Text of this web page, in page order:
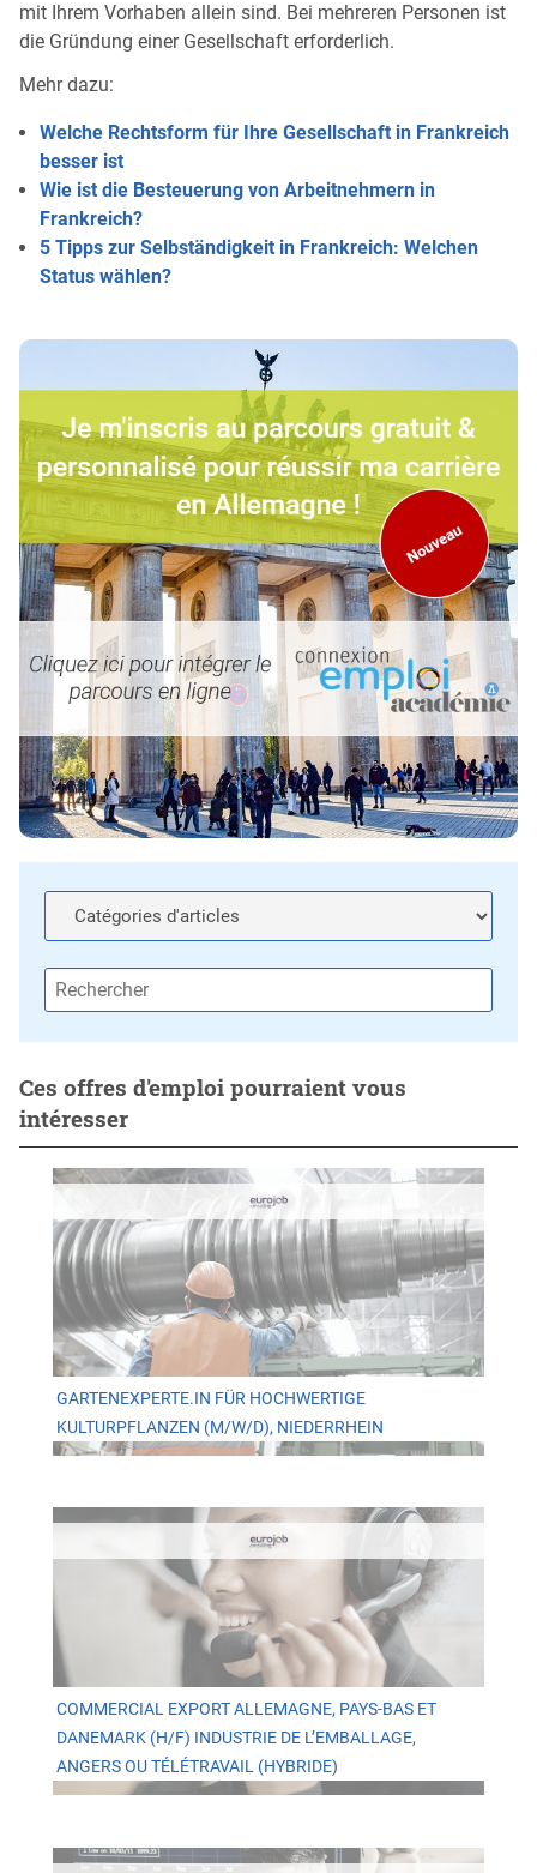
mit Ihrem Vorhaben allein sind. Bei mehreren Personen ist
die Gründung einer Gesellschaft erforderlich.
Mehr dazu:
Welche Rechtsform für Ihre Gesellschaft in Frankreich
besser ist
Wie ist die Besteuerung von Arbeitnehmern in
Frankreich?
5 Tipps zur Selbständigkeit in Frankreich: Welchen
Status wählen?
Ces offres d'emploi pourraient vous
intéresser
GARTENEXPERTE.IN FÜR HOCHWERTIGE
KULTURPFLANZEN (M/W/D), NIEDERRHEIN
COMMERCIAL EXPORT ALLEMAGNE, PAYS-BAS ET
DANEMARK (H/F) INDUSTRIE DE L’EMBALLAGE,
ANGERS OU TÉLÉTRAVAIL (HYBRIDE)